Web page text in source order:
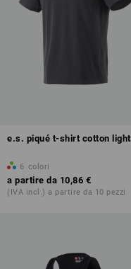
e.s. piqué t-shirt cotton light
6 colori
a partire da 10,86 €
(IVA incl.) a partire da 10 pezzi